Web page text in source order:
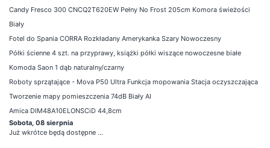
Candy Fresco 300 CNCQ2T620EW Pełny No Frost 205cm Komora świeżości
Biały
Fotel do Spania CORRA Rozkładany Amerykanka Szary Nowoczesny
Półki ścienne 4 szt. na przyprawy, książki półki wiszące nowoczesne białe
Komoda Saon 1 dąb naturalny/czarny
Roboty sprzątające - Mova P50 Ultra Funkcja mopowania Stacja oczyszczająca
Tworzenie mapy pomieszczenia 74dB Biały AI
Amica DIM48A10ELONSCiD 44,8cm
Sobota, 08 sierpnia
Już wkrótce będą dostępne ...